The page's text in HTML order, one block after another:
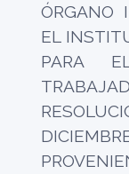
ÓRGANO
EL
PARA